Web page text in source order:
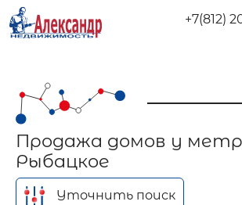
+7(812)
Продажа домов у
Рыбацкое
Уточнить поиск